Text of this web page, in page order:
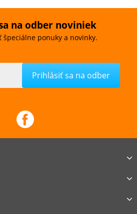
na odber noviniek
špeciálne ponuky a novinky.